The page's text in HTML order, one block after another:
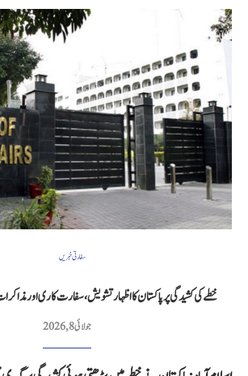
سفارتی خبریں
خطے کی کشیدگی پر پاکستان کا اظہار تشویش، سفارت کاری اور
جولائی 8, 2026